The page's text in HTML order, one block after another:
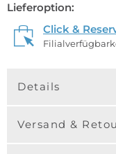
Lieferoption:
Click &
Details
Versand &